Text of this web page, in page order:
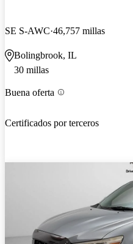
SE S-AWC 46,757 millas
Bolingbrook, IL
30 millas
Buena oferta
Certificados por terceros